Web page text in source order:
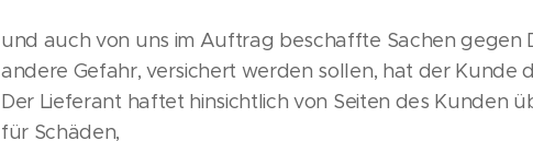
und auch von uns im Auftrag beschaffte Sachen gegen
andere Gefahr, versichert werden sollen, hat der Kunde
Der Lieferant haftet hinsichtlich von Seiten des Kunden
für Schäden,